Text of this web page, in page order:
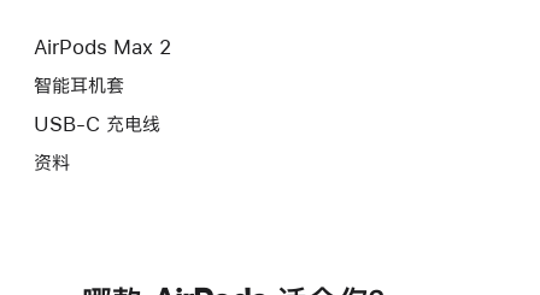
AirPods Max 2
智能耳机套
USB-C 充电线
资料